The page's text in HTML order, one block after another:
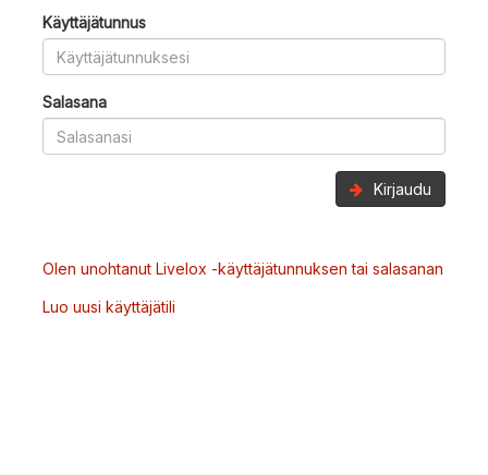
Käyttäjätunnus
Salasana
Kirjaudu
Olen unohtanut Livelox -käyttäjätunnuksen tai salasanan
Luo uusi käyttäjätili